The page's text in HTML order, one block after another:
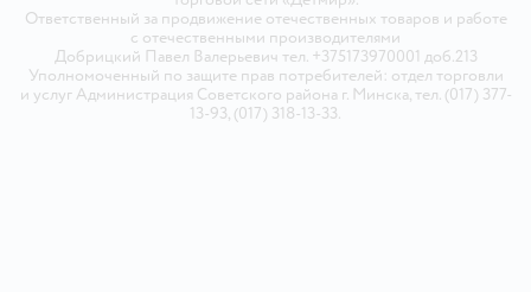
Ответственный за продвижение отечественных товаров и работе
с отечественными производителями
Добрицкий Павел Валерьевич тел. +375173970001 доб.213
Уполномоченный по защите прав потребителей: отдел торговли
и услуг Администрация Советского района г. Минска, тел. (017) 377-
13-93, (017) 318-13-33.